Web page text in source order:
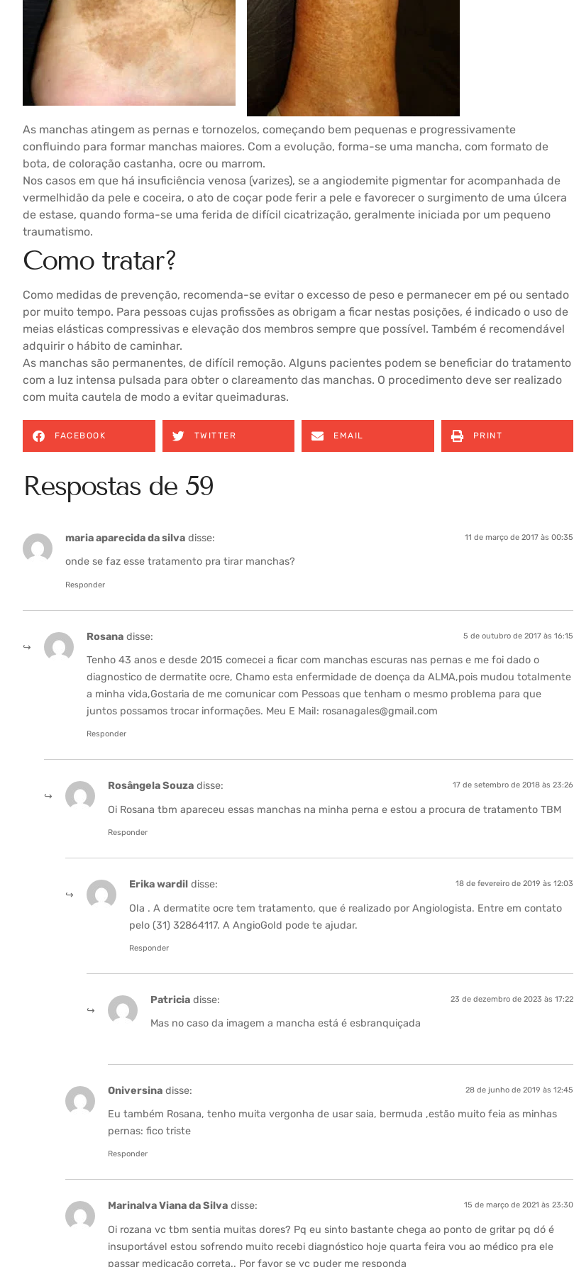
As manchas atingem as pernas e tornozelos, começando bem pequenas e progressivamente
confluindo para formar manchas maiores. Com a evolução, forma-se uma mancha, com formato de
bota, de coloração castanha, ocre ou marrom.
Nos casos em que há insuficiência venosa (varizes), se a angiodemite pigmentar for acompanhada de
vermelhidão da pele e coceira, o ato de coçar pode ferir a pele e favorecer o surgimento de uma úlcera
de estase, quando forma-se uma ferida de difícil cicatrização, geralmente iniciada por um pequeno
traumatismo.
Como tratar?
Como medidas de prevenção, recomenda-se evitar o excesso de peso e permanecer em pé ou sentado
por muito tempo. Para pessoas cujas profissões as obrigam a ficar nestas posições, é indicado o uso de
meias elásticas compressivas e elevação dos membros sempre que possível. Também é recomendável
adquirir o hábito de caminhar.
As manchas são permanentes, de difícil remoção. Alguns pacientes podem se beneficiar do tratamento
com a luz intensa pulsada para obter o clareamento das manchas. O procedimento deve ser realizado
com muita cautela de modo a evitar queimaduras.
FACEBOOK TWITTER EMAIL PRINT
Respostas de 59
maria aparecida da silva disse: 11 de março de 2017 às 00:35
onde se faz esse tratamento pra tirar manchas?
Responder
Rosana disse: 5 de outubro de 2017 às 16:15
Tenho 43 anos e desde 2015 comecei a ficar com manchas escuras nas pernas e me foi dado o
diagnostico de dermatite ocre, Chamo esta enfermidade de doença da ALMA,pois mudou totalmente
a minha vida,Gostaria de me comunicar com Pessoas que tenham o mesmo problema para que
juntos possamos trocar informações. Meu E Mail: rosanagales@gmail.com
Responder
Rosângela Souza disse: 17 de setembro de 2018 às 23:26
Oi Rosana tbm apareceu essas manchas na minha perna e estou a procura de tratamento TBM
Responder
Erika wardil disse: 18 de fevereiro de 2019 às 12:03
Ola . A dermatite ocre tem tratamento, que é realizado por Angiologista. Entre em contato
pelo (31) 32864117. A AngioGold pode te ajudar.
Responder
Patricia disse: 23 de dezembro de 2023 às 17:22
Mas no caso da imagem a mancha está é esbranquiçada
Oniversina disse: 28 de junho de 2019 às 12:45
Eu também Rosana, tenho muita vergonha de usar saia, bermuda ,estão muito feia as minhas
pernas: fico triste
Responder
Marinalva Viana da Silva disse: 15 de março de 2021 às 23:30
Oi rozana vc tbm sentia muitas dores? Pq eu sinto bastante chega ao ponto de gritar pq dó é
insuportável estou sofrendo muito recebi diagnóstico hoje quarta feira vou ao médico pra ele
passar medicação correta.. Por favor se vc puder me responda